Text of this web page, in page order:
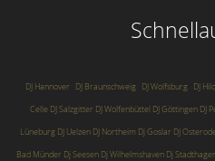
DJ Hannover DJ Braunschweig DJ Wolfsburg DJ
Celle DJ Salzgitter DJ Wolfenbüttel DJ Göttingen DJ
Lüneburg DJ Uelzen DJ Northeim Dj Goslar DJ
Bad Münder Dj Seesen Dj Wilhelmshaven Dj